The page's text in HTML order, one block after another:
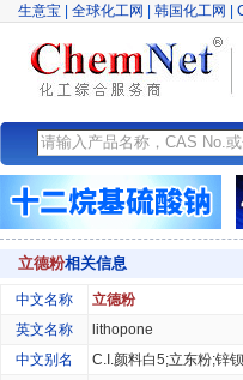
生意宝 全球化工网 韩国化工网
立德粉相关信息
中文名称
立德粉
英文名称
lithopone
中文别名
C.I.颜料白5;立东粉;锌